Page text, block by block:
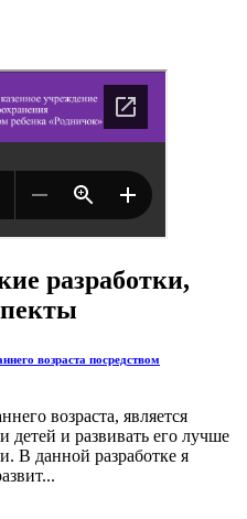
разработки,
возраста посредством
возраста, является
детей и развивать его лучше
В данной разработке я